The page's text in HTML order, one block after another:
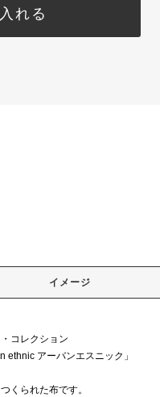
れる
イメージ
コレクション
ethnic アーバンエスニック」
くられた布です。